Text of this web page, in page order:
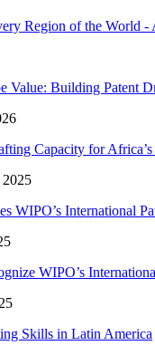
Region of the World
Value: Building Patent
Capacity for Africa’s
2025
WIPO’s International
WIPO’s
Skills in Latin America